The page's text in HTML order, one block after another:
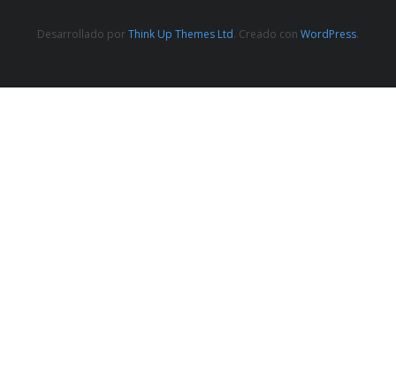
Desarrollado porThink Up Themes Ltd. Creado con WordPress.